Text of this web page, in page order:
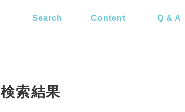
Search Content Q & A
索結果